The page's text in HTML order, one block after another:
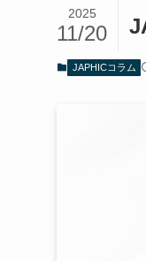
2025
11/20
JAPHICコラム